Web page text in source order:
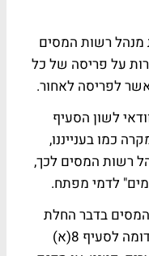
רשות המסים
על פריסה של כל
לפריסה לאחור.
לשון הסעיף
כמו בענייננו,
רשות המסים לכך,
לדמי מפתח.
בדבר החלת
פריסה על פי סעיף 8(ב) לפקודה (הדומה לסעיף 8(א)